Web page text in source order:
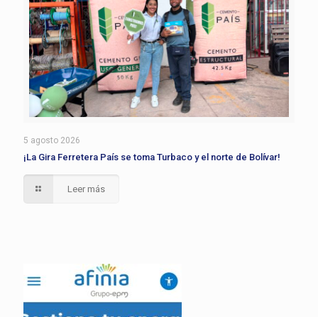
5 agosto 2026
¡La Gira Ferretera País se toma Turbaco y el norte de Bolívar!
Leer más